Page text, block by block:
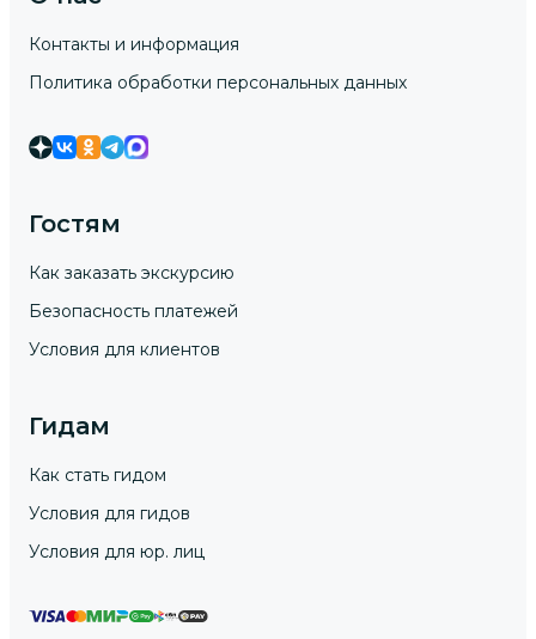
Контакты и информация
Политика обработки персональных данных
Гостям
Как заказать экскурсию
Безопасность платежей
Условия для клиентов
Гидам
Как стать гидом
Условия для гидов
Условия для юр. лиц